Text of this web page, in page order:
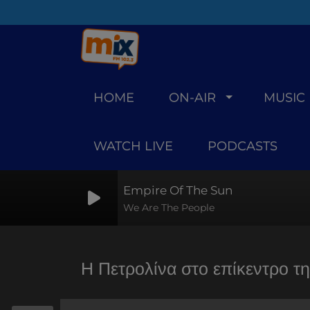
HOME ON-AIR MUSIC
WATCH LIVE PODCASTS
Empire Of The Sun
We Are The People
Η Πετρολίνα στο επίκεντρο